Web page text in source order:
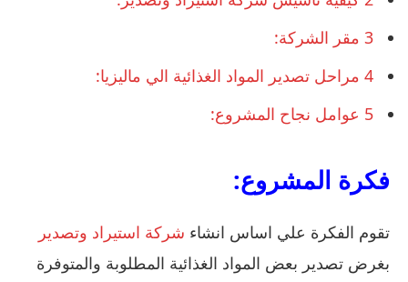
3 مقر الشركة:
4 مراحل تصدير المواد الغذائية الي ماليزيا:
5 عوامل نجاح المشروع:
فكرة المشروع:
تقوم الفكرة علي اساس انشاء شركة استيراد وتصدير
بغرض تصدير بعض المواد الغذائية المطلوبة والمتوفرة